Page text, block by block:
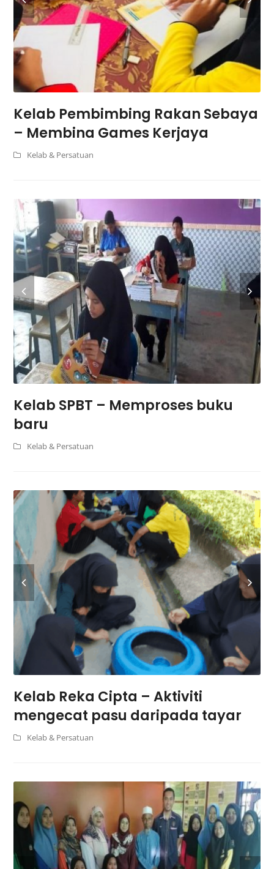
Kelab Pembimbing Rakan Sebaya
– Membina Games Kerjaya
Kelab & Persatuan
Kelab SPBT – Memproses buku
baru
Kelab & Persatuan
Kelab Reka Cipta – Aktiviti
mengecat pasu daripada tayar
Kelab & Persatuan